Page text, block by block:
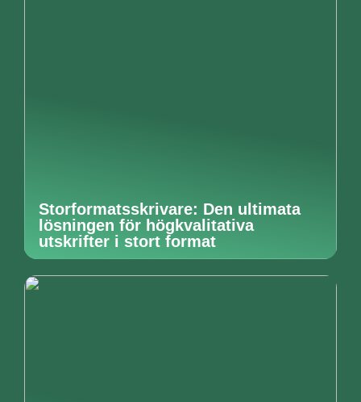
Storformatsskrivare: Den ultimata
lösningen för högkvalitativa
utskrifter i stort format